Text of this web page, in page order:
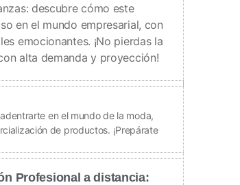
descubre cómo este
en el mundo empresarial, con
emocionantes. ¡No pierdas la
alta demanda y proyección!
en el mundo de la moda,
de productos. ¡Prepárate
Profesional a distancia: